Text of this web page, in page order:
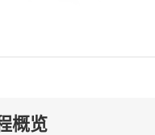
概览